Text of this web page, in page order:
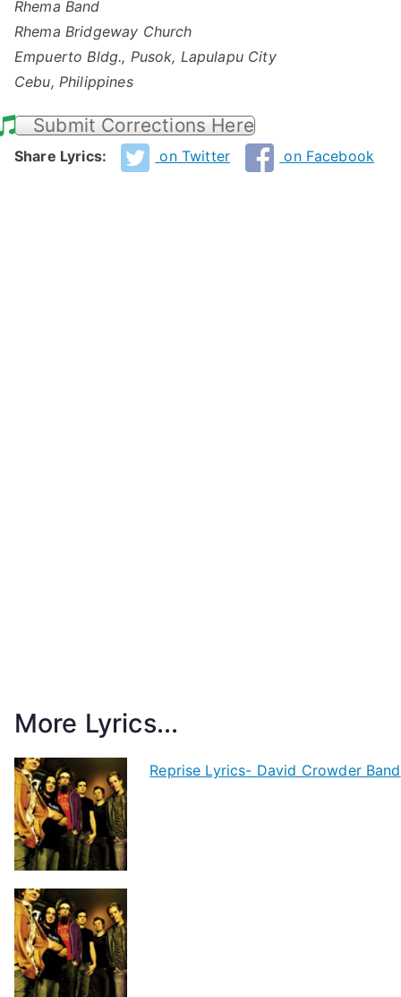
Rhema Band
Rhema Bridgeway Church
Empuerto Bldg., Pusok, Lapulapu City
Cebu, Philippines
Submit Corrections Here
Share Lyrics: on Twitter on Facebook
More Lyrics...
Reprise Lyrics- David Crowder Band